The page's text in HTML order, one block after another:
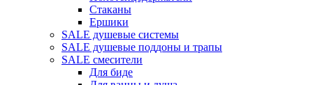
Стаканы
Ершики
SALE душевые системы
SALE душевые поддоны и трапы
SALE смесители
Для биде